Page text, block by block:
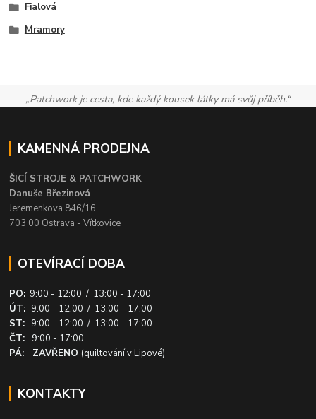
Fialová
Mramory
„Patchwork je cesta, kde každý kousek látky má svůj příběh.“
KAMENNÁ PRODEJNA
ŠICÍ STROJE & PATCHWORK
Danuše Březinová
Jeremenkova 846/16
703 00 Ostrava - Vítkovice
OTEVÍRACÍ DOBA
PO: 9:00 - 12:00 / 13:00 - 17:00
ÚT: 9:00 - 12:00 / 13:00 - 17:00
ST: 9:00 - 12:00 / 13:00 - 17:00
ČT:
9:00 - 17:00
PÁ: ZAVŘENO (quiltování v Lipové)
KONTAKTY